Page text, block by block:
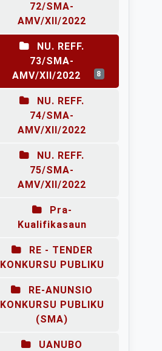
72/SMA-
AMV/XII/2022
NU. REFF.
73/SMA-
AMV/XII/2022
8
NU. REFF.
74/SMA-
AMV/XII/2022
NU. REFF.
75/SMA-
AMV/XII/2022
Pra-
Kualifikasaun
RE - TENDER
KONKURSU PUBLIKU
RE-ANUNSIO
KONKURSU PUBLIKU
(SMA)
UANUBO